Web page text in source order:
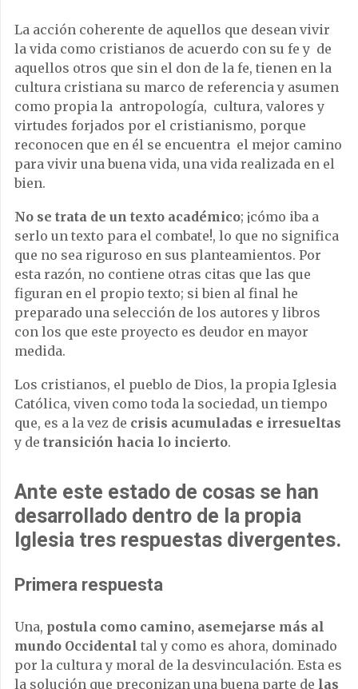
La acción coherente de aquellos que desean vivir
la vida como cristianos de acuerdo con su fe y de
aquellos otros que sin el don de la fe, tienen en la
cultura cristiana su marco de referencia y asumen
como propia la antropología, cultura, valores y
virtudes forjados por el cristianismo, porque
reconocen que en él se encuentra el mejor camino
para vivir una buena vida, una vida realizada en el
bien.
No se trata de un texto académico; ¡cómo iba a
serlo un texto para el combate!, lo que no significa
que no sea riguroso en sus planteamientos. Por
esta razón, no contiene otras citas que las que
figuran en el propio texto; si bien al final he
preparado una selección de los autores y libros
con los que este proyecto es deudor en mayor
medida.
Los cristianos, el pueblo de Dios, la propia Iglesia
Católica, viven como toda la sociedad, un tiempo
que, es a la vez de crisis acumuladas e irresueltas
y de transición hacia lo incierto.
Ante este estado de cosas se han
desarrollado dentro de la propia
Iglesia tres respuestas divergentes.
Primera respuesta
Una, postula como camino, asemejarse más al
mundo Occidental tal y como es ahora, dominado
por la cultura y moral de la desvinculación. Esta es
la solución que preconizan una buena parte de las